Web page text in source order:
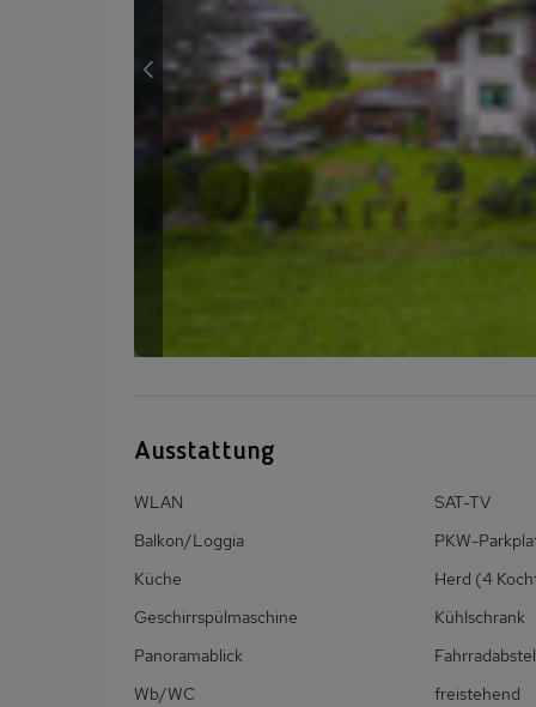
Ausstattung
WLAN
SAT-TV
Balkon/Loggia
PKW-
Küche
Herd (4
Geschirrspülmaschine
Kühlschrank
Panoramablick
Wb/WC
freistehend